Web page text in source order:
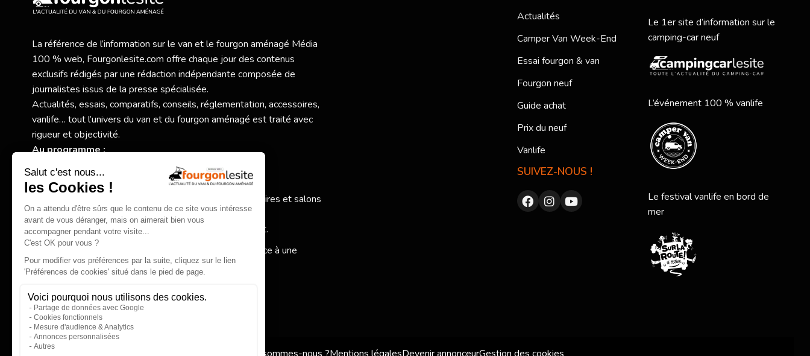
La référence de l’information sur le van et le fourgon aménagé Média
100 % web, Fourgonlesite.com offre chaque jour des contenus
exclusifs rédigés par une rédaction indépendante composée de
journalistes issus de la presse spécialisée.
Actualités, essais, comparatifs, conseils, réglementation, accessoires,
vanlife… tout l’univers du van et du fourgon aménagé est traité avec
rigueur et objectivité.
Au programme :
Nouveaux modèles et essais exclusifs,
Comparatifs et conseils pratiques pour bien choisir,
Actualité des constructeurs, réglementation, accessoires et salons
spécialisés,
Inspirations autour de la vanlife et du voyage itinérant.
Fourgonlesite.com
, votre guide pour un choix éclairé grâce à une
information claire, complète et indépendante.
EN SAVOIR PLUS
Actualités
Camper Van Week-End
Essai fourgon & van
Fourgon neuf
Guide achat
Prix du neuf
Vanlife
SUIVEZ-NOUS !
Le 1er site d’information sur le
camping-car neuf
L’événement 100 % vanlife
Le festival vanlife en bord de
mer